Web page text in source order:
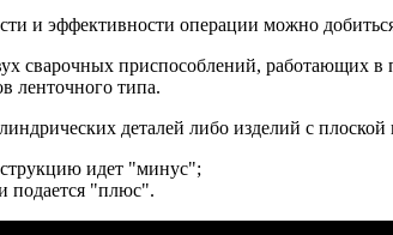
и эффективности операции можно
сварочных приспособлений, работающих
ленточного типа.
деталей либо изделий с
идет "минус";
подается "плюс".